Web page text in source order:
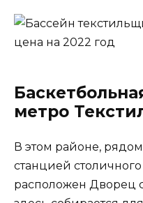
метро
В этом районе,
станцией
расположен Дворец